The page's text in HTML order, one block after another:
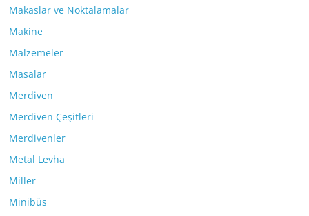
Makaslar ve Noktalamalar
Makine
Malzemeler
Masalar
Merdiven
Merdiven Çeşitleri
Merdivenler
Metal Levha
Miller
Minibüs